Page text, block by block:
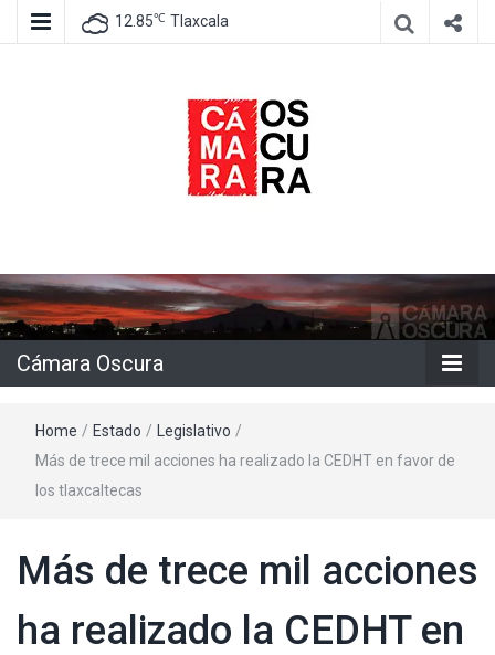
12.85℃ Tlaxcala
Cámara
Oscura
Cámara Oscura
Home / Estado / Legislativo /
Más de trece mil acciones ha realizado la CEDHT en favor de
los tlaxcaltecas
Más de trece mil acciones
ha realizado la CEDHT en